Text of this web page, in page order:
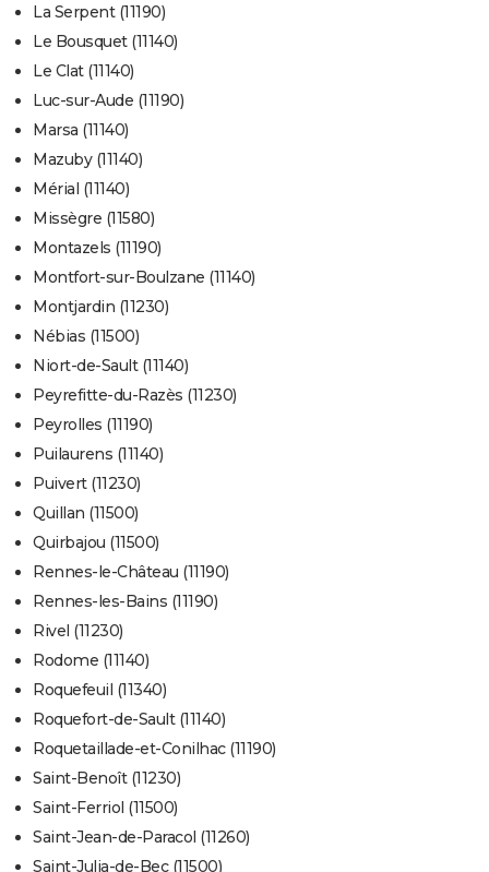
La Serpent (11190)
Le Bousquet (11140)
Le Clat (11140)
Luc-sur-Aude (11190)
Marsa (11140)
Mazuby (11140)
Mérial (11140)
Missègre (11580)
Montazels (11190)
Montfort-sur-Boulzane (11140)
Montjardin (11230)
Nébias (11500)
Niort-de-Sault (11140)
Peyrefitte-du-Razès (11230)
Peyrolles (11190)
Puilaurens (11140)
Puivert (11230)
Quillan (11500)
Quirbajou (11500)
Rennes-le-Château (11190)
Rennes-les-Bains (11190)
Rivel (11230)
Rodome (11140)
Roquefeuil (11340)
Roquefort-de-Sault (11140)
Roquetaillade-et-Conilhac (11190)
Saint-Benoît (11230)
Saint-Ferriol (11500)
Saint-Jean-de-Paracol (11260)
Saint-Julia-de-Bec (11500)